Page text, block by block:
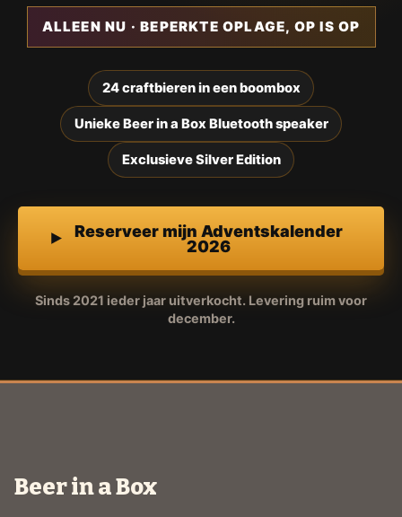
ALLEEN NU · BEPERKTE OPLAGE, OP IS OP
24 craftbieren in een boombox
Unieke Beer in a Box Bluetooth speaker
Exclusieve Silver Edition
Reserveer mijn Adventskalender
2026
Sinds 2021 ieder jaar uitverkocht. Levering ruim voor
december.
Beer in a Box